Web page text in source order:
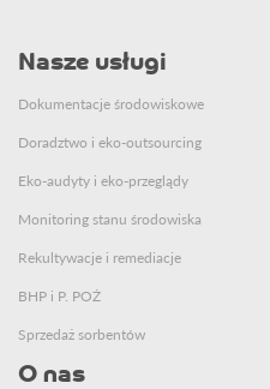
Nasze usługi
Dokumentacje środowiskowe
Doradztwo i eko-outsourcing
Eko-audyty i eko-przeglądy
Monitoring stanu środowiska
Rekultywacje i remediacje
BHP i P. POŻ
Sprzedaż sorbentów
O nas